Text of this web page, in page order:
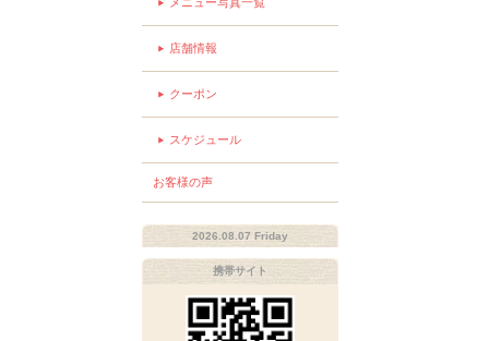
店舗情報
クーポン
スケジュール
お客様の声
2026.08.07 Friday
携帯サイト